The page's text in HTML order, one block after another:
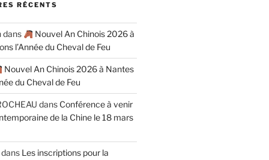
RÉCENTS
dans
Nouvel An Chinois 2026 à
l’Année du Cheval de Feu
Nouvel An Chinois 2026 à Nantes
du Cheval de Feu
dans Conférence à venir
de la Chine le 18 mars
Les inscriptions pour la